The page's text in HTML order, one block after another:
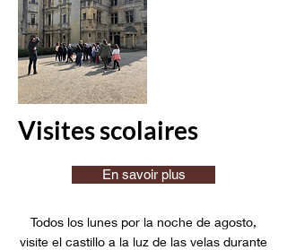
Visites scolaires
En savoir plus
Todos los lunes por la noche de agosto,
visite el castillo a la luz de las velas durante